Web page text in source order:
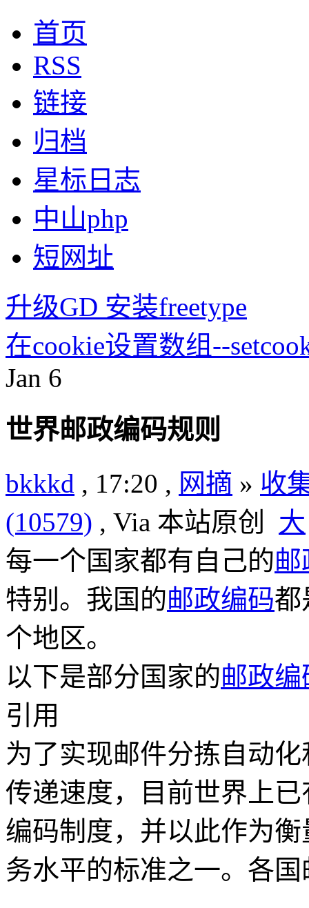
首页
RSS
链接
归档
星标日志
中山php
短网址
升级GD 安装freetype
在cookie设置数组--
Jan 6
世界邮政编码规则
bkkkd , 17:20 , 网摘 » 收
(10579) , Via 本站原创 大
每一个国家都有自己的
特别。我国的邮政编码都
个地区。
以下是部分国家的邮政
引用
为了实现邮件分拣自动
传递速度，目前世界上
编码制度，并以此作为
务水平的标准之一。各